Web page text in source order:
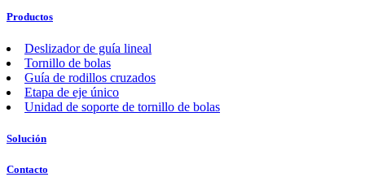
Productos
Deslizador de guía lineal
Tornillo de bolas
Guía de rodillos cruzados
Etapa de eje único
Unidad de soporte de tornillo de bolas
Solución
Contacto